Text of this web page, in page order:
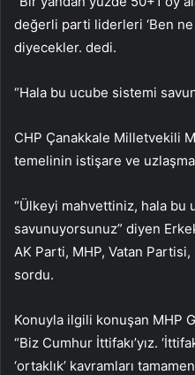
değerli parti liderleri ‘Ben
diyecekler. dedi.
“Hala bu ucube sistemi
CHP Çanakkale Milletvekili
temelinin istişare ve
“Ülkeyi mahvettiniz, hala bu
savunuyorsunuz” diyen
AK Parti, MHP, Vatan
sordu.
Konuyla ilgili konuşan MHP
“Biz Cumhur İttifakı’yız.
‘ortaklık’ kavramları